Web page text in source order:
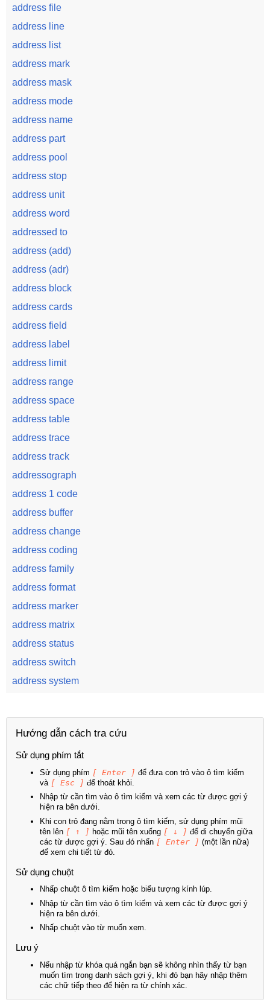
address file
address line
address list
address mark
address mask
address mode
address name
address part
address pool
address stop
address unit
address word
addressed to
address (add)
address (adr)
address block
address cards
address field
address label
address limit
address range
address space
address table
address trace
address track
addressograph
address 1 code
address buffer
address change
address coding
address family
address format
address marker
address matrix
address status
address switch
address system
Hướng dẫn cách tra cứu
Sử dụng phím tắt
Sử dụng phím [ Enter ] để đưa con trỏ vào ô tìm kiếm
và [ Esc ] để thoát khỏi.
Nhập từ cần tìm vào ô tìm kiếm và xem các từ được gợi ý
hiện ra bên dưới.
Khi con trỏ đang nằm trong ô tìm kiếm, sử dụng phím mũi
tên lên [ ↑ ] hoặc mũi tên xuống [ ↓ ] để di chuyển giữa
các từ được gợi ý. Sau đó nhấn [ Enter ] (một lần nữa)
để xem chi tiết từ đó.
Sử dụng chuột
Nhấp chuột ô tìm kiếm hoặc biểu tượng kính lúp.
Nhập từ cần tìm vào ô tìm kiếm và xem các từ được gợi ý
hiện ra bên dưới.
Nhấp chuột vào từ muốn xem.
Lưu ý
Nếu nhập từ khóa quá ngắn bạn sẽ không nhìn thấy từ bạn
muốn tìm trong danh sách gợi ý, khi đó bạn hãy nhập thêm
các chữ tiếp theo để hiện ra từ chính xác.